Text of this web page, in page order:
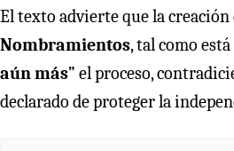
El texto advierte que la creación
Nombramientos, tal como
aún más” el proceso,
declarado de proteger la